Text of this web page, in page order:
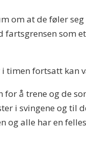
om at de føler
som
timen fortsatt kan
å trene og de
i svingene og
og alle har en